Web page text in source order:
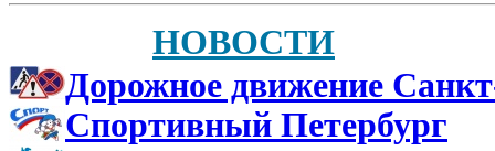
НОВОСТИ
Дорожное движение
Спортивный Петербург